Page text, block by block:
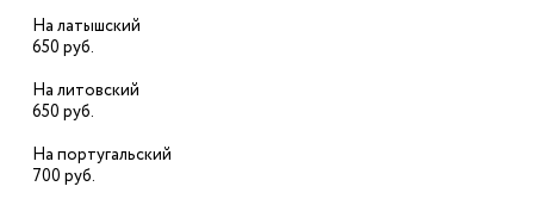
На латышский
650 руб.
На литовский
650 руб.
На португальский
700 руб.